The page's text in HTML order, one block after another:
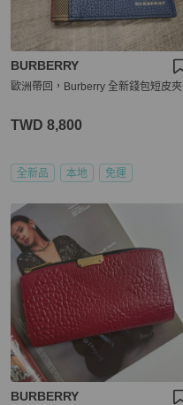
BURBERRY
歐洲帶回，Burberry 全新錢包短皮夾
TWD 8,800
全新品 本地 免運
BURBERRY